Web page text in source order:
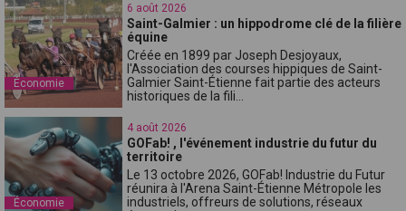
Économie
6 août 2026
Saint-Galmier : un hippodrome clé de la filière
équine
Créée en 1899 par Joseph Desjoyaux,
l'Association des courses hippiques de Saint-
Galmier Saint-Étienne fait partie des acteurs
historiques de la fili...
Économie
4 août 2026
GOFab! , l'événement industrie du futur du
territoire
Le 13 octobre 2026, GOFab! Industrie du Futur
réunira à l'Arena Saint-Étienne Métropole les
industriels, offreurs de solutions, réseaux